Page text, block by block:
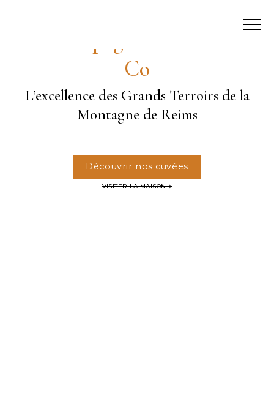
Co
L’excellence des Grands Terroirs de la
Montagne de Reims
Découvrir nos cuvées
VISITER LA MAISON